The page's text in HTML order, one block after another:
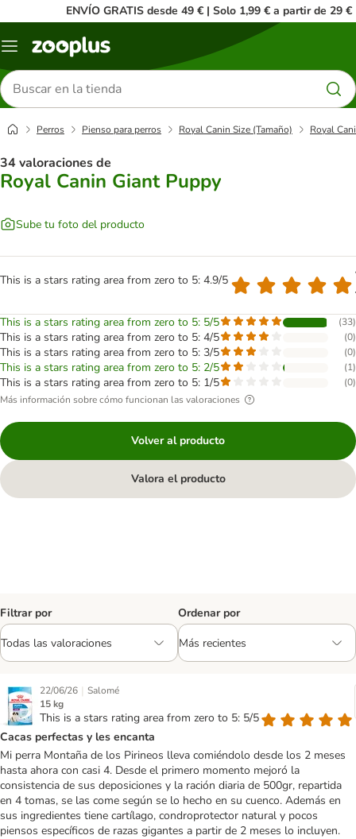
ENVÍO GRATIS desde 49 € | Solo 1,99 € a partir de 29 €
Menú
Buscar
productos
Perros Pienso para perros Royal Canin Size (Tamaño) Royal
34 valoraciones de
Royal Canin Giant Puppy
Sube tu foto del producto
This is a stars rating area from zero to 5: 4.9/5
This is a stars rating area from zero to 5: 5/5 (33)
This is a stars rating area from zero to 5: 4/5 (0)
This is a stars rating area from zero to 5: 3/5 (0)
This is a stars rating area from zero to 5: 2/5 (1)
This is a stars rating area from zero to 5: 1/5 (0)
Más información sobre cómo funcionan las valoraciones
Volver al producto
Valora el producto
Filtrar por Ordenar por
22/06/26 | Salomé
15 kg
This is a stars rating area from zero to 5: 5/5
Cacas perfectas y les encanta
Mi perra Montaña de los Pirineos lleva comiéndolo desde los 2 meses
hasta ahora con casi 4. Desde el primero momento mejoró la
consistencia de sus deposiciones y la ración diaria de 500gr, repartida
en 4 tomas, se las come según se lo hecho en su cuenco. Además en
sus ingredientes tiene cartílago, condroprotector natural y pocos
piensos específicos de razas gigantes a partir de 2 meses lo incluyen.